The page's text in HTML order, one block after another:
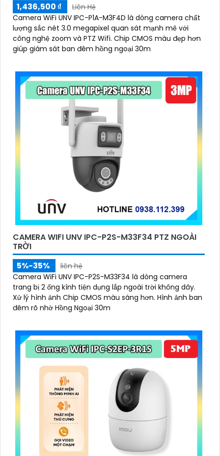
1,436,500 ₫
Liên Hệ
Camera WiFi UNV IPC-P1A-M3F4D là dòng camera chất
lượng sắc nét 3.0 megapixel quan sát mạnh mẽ với
công nghệ zoom và PTZ Wifi. Chip CMOS màu đẹp hơn
giúp giám sát ban đêm hồng ngoại 30m
CAMERA WIFI UNV IPC-P2S-M33F34 PTZ NGOÀI
TRỜI
5%-35%
liên hệ
Camera WiFi UNV IPC-P2S-M33F34 là dòng camera
trang bị 2 ống kính tiện dụng lắp ngoài trời không dây.
Xử lý hình ảnh Chip CMOS màu sáng hơn. Hình ảnh ban
đêm rõ nhờ Hồng Ngoại 30m